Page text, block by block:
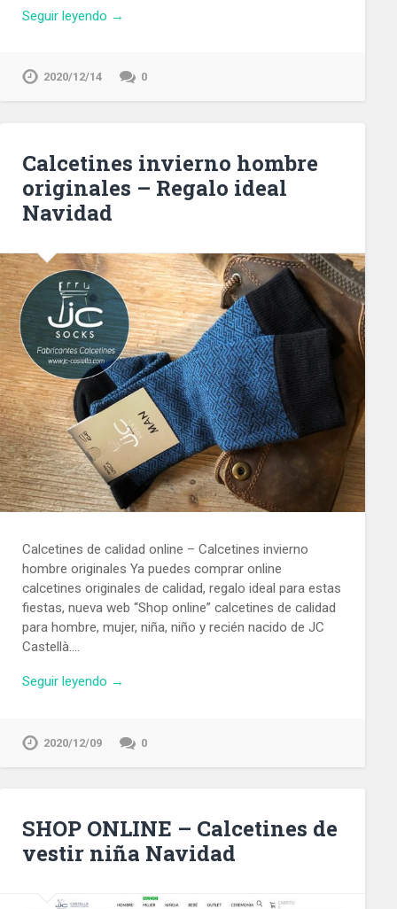
Seguir leyendo →
2020/12/14 0
Calcetines invierno hombre
originales – Regalo ideal
Navidad
Calcetines de calidad online – Calcetines invierno
hombre originales Ya puedes comprar online
calcetines originales de calidad, regalo ideal para estas
fiestas, nueva web “Shop online” calcetines de calidad
para hombre, mujer, niña, niño y recién nacido de JC
Castellà….
Seguir leyendo →
2020/12/09 0
SHOP ONLINE – Calcetines de
vestir niña Navidad